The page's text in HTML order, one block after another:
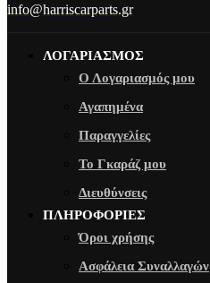
info@harriscarparts.gr
ΛΟΓΑΡΙΑΣΜΟΣ
Ο Λογαριασμός μου
Αγαπημένα
Παραγγελίες
Το Γκαράζ μου
Διευθύνσεις
ΠΛΗΡΟΦΟΡΙΕΣ
Όροι χρήσης
Ασφάλεια Συναλλαγών